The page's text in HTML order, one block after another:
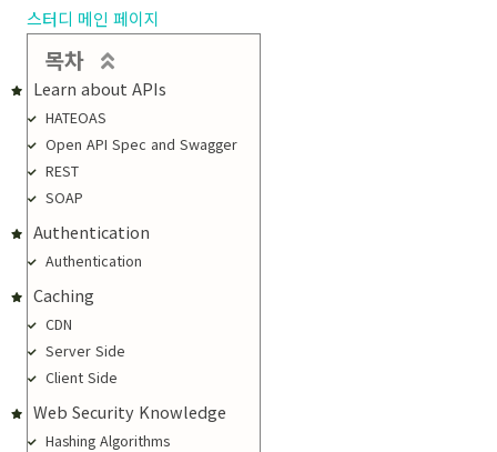
스터디 메인 페이지
목차
Learn about APIs
HATEOAS
Open API Spec and Swagger
REST
SOAP
Authentication
Authentication
Caching
CDN
Server Side
Client Side
Web Security Knowledge
Hashing Algorithms